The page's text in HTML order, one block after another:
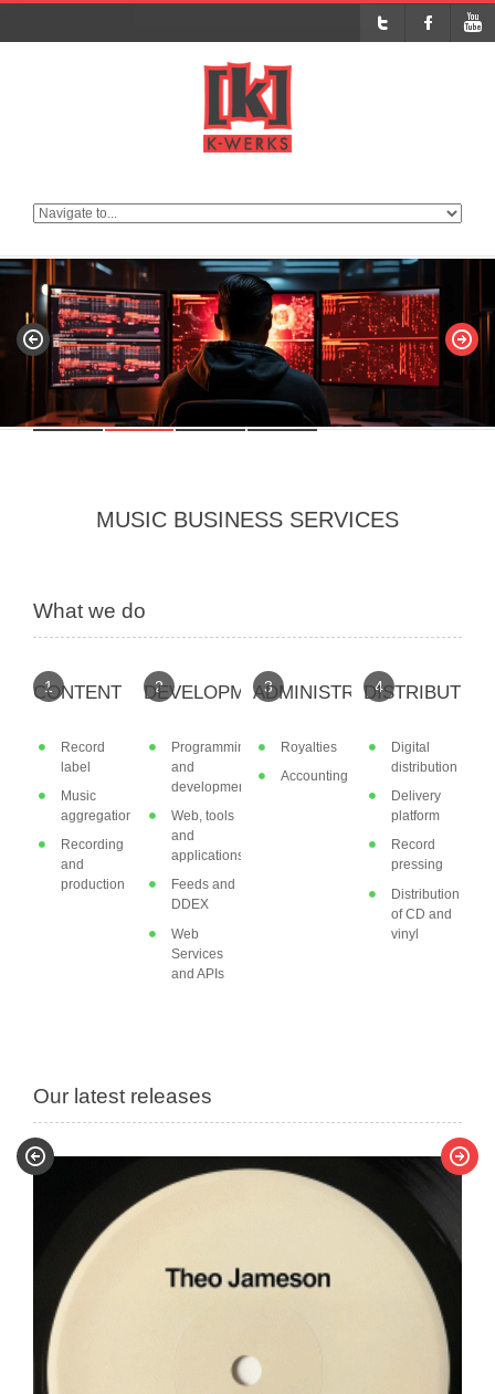
MUSIC BUSINESS SERVICES
What we do
1
CONTENT
Record
label
Music
aggregation
Recording
and
production
2
DEVELOPMENT
Programming
and
development
Web, tools
and
applications
Feeds and
DDEX
Web
Services
and APIs
3
ADMINISTRATION
Royalties
Accounting
4
DISTRIBUTION
Digital
distribution
Delivery
platform
Record
pressing
Distribution
of CD and
vinyl
Our latest releases